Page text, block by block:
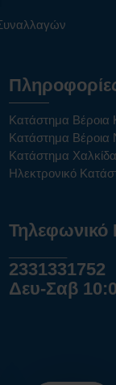
Κατάστημα Βέροια
Κατάστημα
Κατάστημα
Ηλεκτρονικό
Τηλεφωνικό
2331331752
Δευ-Σαβ